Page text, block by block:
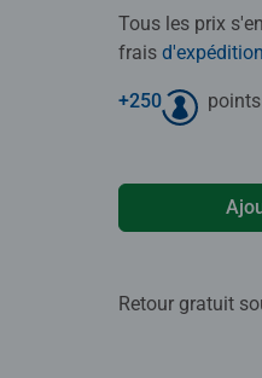
Tous les prix
frais d'expédition
+250
Retour gratuit